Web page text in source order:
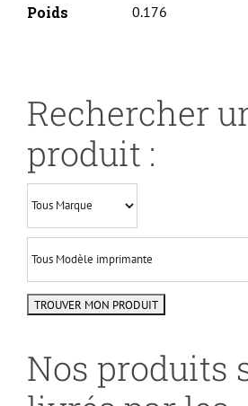
Poids 0.176
Rechercher
produit :
Nos produits